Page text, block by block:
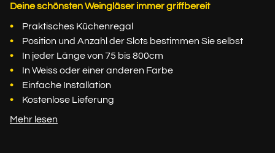
Deine schönsten Weingläser immer griffbereit
Praktisches Küchenregal
Position und Anzahl der Slots bestimmen Sie selbst
In jeder Länge von 75 bis 800cm
In Weiss oder einer anderen Farbe
Einfache Installation
Kostenlose Lieferung
Mehr lesen